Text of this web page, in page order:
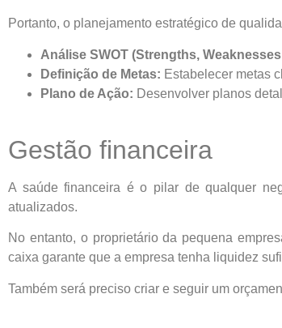
Portanto, o planejamento estratégico de
Análise SWOT (Strengths,
Definição de Metas: Estabelecer metas
Plano de Ação: Desenvolver planos
Gestão financeira
A saúde financeira é o pilar de qualquer
atualizados.
No entanto, o proprietário da pequena
caixa garante que a empresa tenha liquidez
Também será preciso criar e seguir um